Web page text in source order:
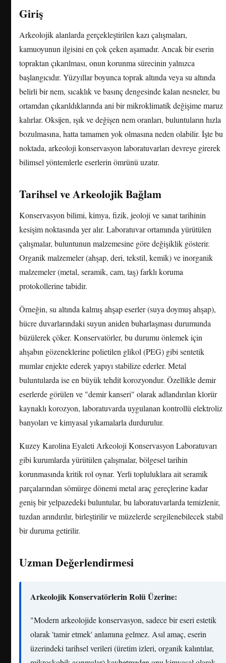
Giriş
Arkeolojik alanlarda gerçekleştirilen kazı çalışmaları,
kamuoyunun ilgisini en çok çeken aşamadır. Ancak bir eserin
topraktan çıkarılması, onun korunma sürecinin yalnızca
başlangıcıdır. Yüzyıllar boyunca toprak altında veya su altında
belirli bir nem, sıcaklık ve basınç dengesinde kalan nesneler, bu
ortamdan çıkarıldıklarında ani bir mikroklimatik değişime maruz
kalırlar. Oksijen, ışık ve değişen nem oranları, buluntuların hızla
bozulmasına, hatta tamamen yok olmasına neden olabilir. İşte bu
noktada, arkeoloji konservasyon laboratuvarları devreye girerek
bilimsel yöntemlerle eserlerin ömrünü uzatır.
Tarihsel ve Arkeolojik Bağlam
Konservasyon bilimi, kimya, fizik, jeoloji ve sanat tarihinin
kesişim noktasında yer alır. Laboratuvar ortamında yürütülen
çalışmalar, buluntunun malzemesine göre değişiklik gösterir.
Organik malzemeler (ahşap, deri, tekstil, kemik) ve inorganik
malzemeler (metal, seramik, cam, taş) farklı koruma
protokollerine tabidir.
Örneğin, su altında kalmış ahşap eserler (suya doymuş ahşap),
hücre duvarlarındaki suyun aniden buharlaşması durumunda
büzülerek çöker. Konservatörler, bu durumu önlemek için
ahşabın gözeneklerine polietilen glikol (PEG) gibi sentetik
mumlar enjekte ederek yapıyı stabilize ederler. Metal
buluntularda ise en büyük tehdit korozyondur. Özellikle demir
eserlerde görülen ve "demir kanseri" olarak adlandırılan klorür
kaynaklı korozyon, laboratuvarda uygulanan kontrollü elektroliz
banyoları ve kimyasal yıkamalarla durdurulur.
Kuzey Karolina Eyaleti Arkeoloji Konservasyon Laboratuvarı
gibi kurumlarda yürütülen çalışmalar, bölgesel tarihin
korunmasında kritik rol oynar. Yerli topluluklara ait seramik
parçalarından sömürge dönemi metal araç gereçlerine kadar
geniş bir yelpazedeki buluntular, bu laboratuvarlarda temizlenir,
tuzdan arındırılır, birleştirilir ve müzelerde sergilenebilecek stabil
bir duruma getirilir.
Uzman Değerlendirmesi
Arkeolojik Konservatörlerin Rolü Üzerine:
"Modern arkeolojide konservasyon, sadece bir eseri estetik
olarak 'tamir etmek' anlamına gelmez. Asıl amaç, eserin
üzerindeki tarihsel verileri (üretim izleri, organik kalıntılar,